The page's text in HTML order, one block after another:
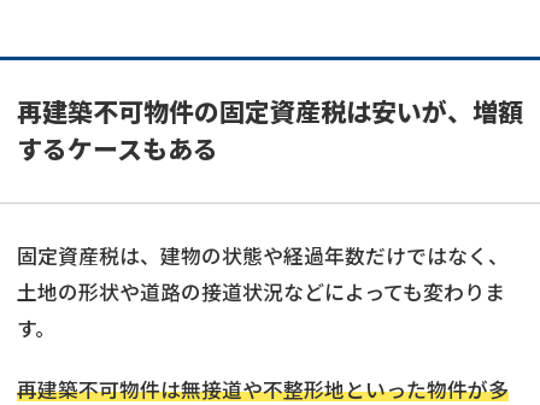
再建築不可物件の固定資産税は安いが、増額
するケースもある
固定資産税は、建物の状態や経過年数だけではなく、
土地の形状や道路の接道状況などによっても変わりま
す。
再建築不可物件は無接道や不整形地といった物件が多